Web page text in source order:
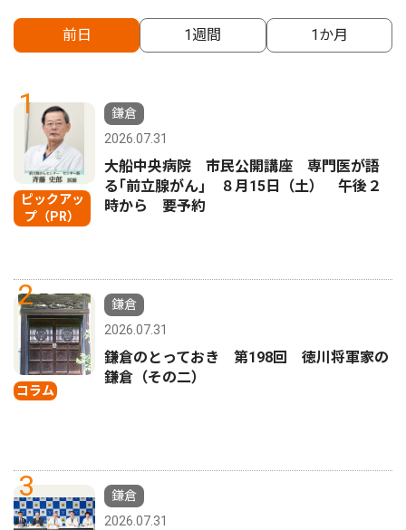
前日 1週間 1か月
1
ピックアッ
プ（PR）
鎌倉
2026.07.31
大船中央病院 市民公開講座 専門医が語
る｢前立腺がん｣ ８月15日（土） 午後２
時から 要予約
2
コラム
鎌倉
2026.07.31
鎌倉のとっておき 第198回 徳川将軍家の
鎌倉（その二）
3
鎌倉
2026.07.31